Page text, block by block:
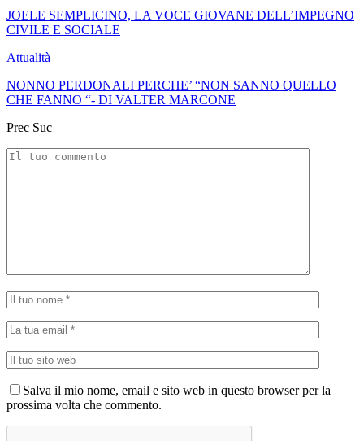
JOELE SEMPLICINO, LA VOCE GIOVANE DELL’IMPEGNO
CIVILE E SOCIALE
Attualità
NONNO PERDONALI PERCHE’ “NON SANNO QUELLO
CHE FANNO “- DI VALTER MARCONE
Prec Suc
Salva il mio nome, email e sito web in questo browser per la
prossima volta che commento.